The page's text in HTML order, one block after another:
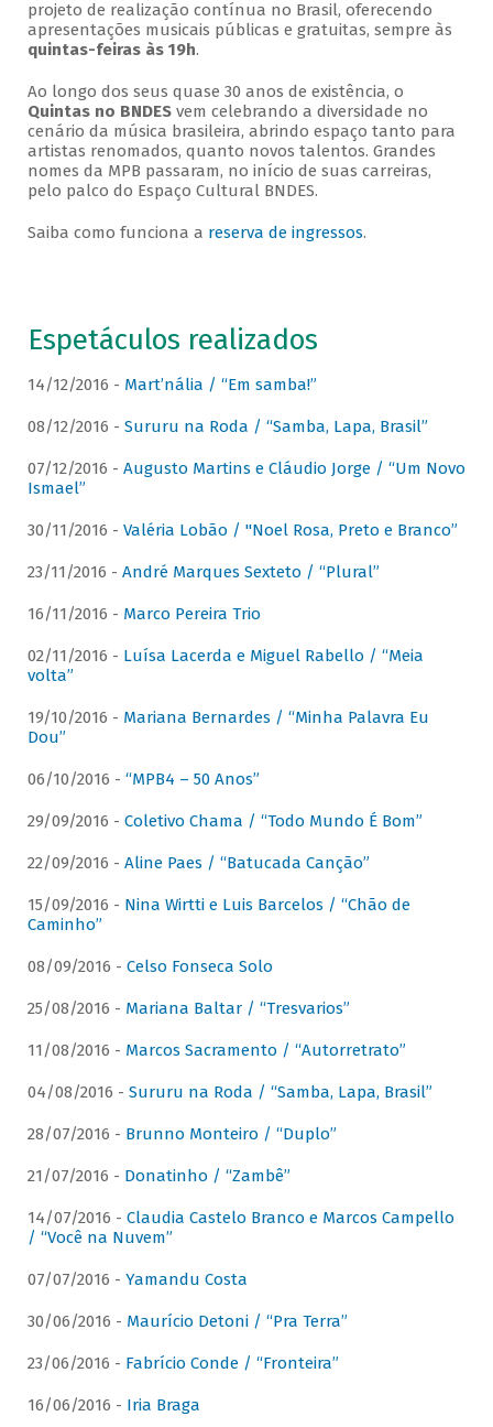
projeto de realização contínua no Brasil, oferecendo
apresentações musicais públicas e gratuitas, sempre às
quintas-feiras às 19h.
Ao longo dos seus quase 30 anos de existência, o
Quintas no BNDESvem celebrando a diversidade no
cenário da música brasileira, abrindo espaço tanto para
artistas renomados, quanto novos talentos. Grandes
nomes da MPB passaram, no início de suas carreiras,
pelo palco do Espaço Cultural BNDES.
Saiba como funciona a reserva de ingressos.
Espetáculos realizados
14/12/2016 - Mart’nália / “Em samba!”
08/12/2016 - Sururu na Roda / “Samba, Lapa, Brasil”
07/12/2016 - Augusto Martins e Cláudio Jorge / “Um Novo
Ismael”
30/11/2016 - Valéria Lobão / "Noel Rosa, Preto e Branco”
23/11/2016 - André Marques Sexteto / “Plural”
16/11/2016 - Marco Pereira Trio
02/11/2016 - Luísa Lacerda e Miguel Rabello / “Meia
volta”
19/10/2016 - Mariana Bernardes / “Minha Palavra Eu
Dou”
06/10/2016 - “MPB4 – 50 Anos”
29/09/2016 - Coletivo Chama / “Todo Mundo É Bom”
22/09/2016 - Aline Paes / “Batucada Canção”
15/09/2016 - Nina Wirtti e Luis Barcelos / “Chão de
Caminho”
08/09/2016 - Celso Fonseca Solo
25/08/2016 - Mariana Baltar / “Tresvarios”
11/08/2016 - Marcos Sacramento / “Autorretrato”
04/08/2016 - Sururu na Roda / “Samba, Lapa, Brasil”
28/07/2016 - Brunno Monteiro / “Duplo”
21/07/2016 - Donatinho / “Zambê”
14/07/2016 - Claudia Castelo Branco e Marcos Campello
/ “Você na Nuvem”
07/07/2016 - Yamandu Costa
30/06/2016 - Maurício Detoni / “Pra Terra”
23/06/2016 - Fabrício Conde / “Fronteira”
16/06/2016 - Iria Braga